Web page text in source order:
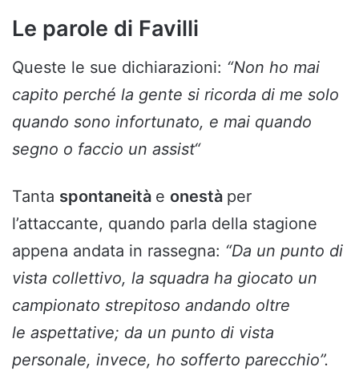
Le parole di Favilli
Queste le sue dichiarazioni: “Non ho mai
capito perché la gente si ricorda di me solo
quando sono infortunato, e mai quando
segno o faccio un assist“
Tanta spontaneità e onestà per
l’attaccante, quando parla della stagione
appena andata in rassegna: “Da un punto di
vista collettivo, la squadra ha giocato un
campionato strepitoso andando oltre
le aspettative; da un punto di vista
personale, invece, ho sofferto parecchio”.